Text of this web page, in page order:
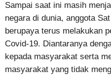
Sampai saat ini masih
negara di dunia, anggota
berupaya terus melakukan
Covid-19. Diantaranya
kepada masyarakat serta
masyarakat yang tidak